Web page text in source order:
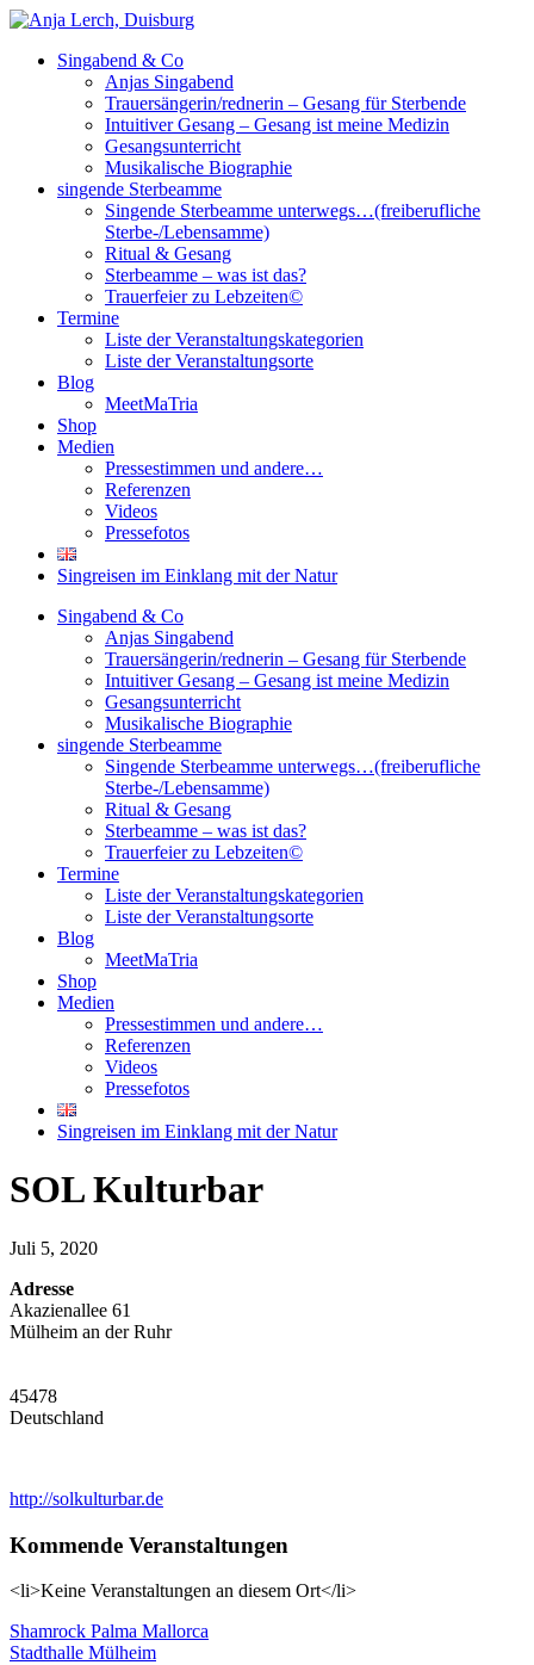
Anjas Welt
Singende Sterbeamme
Singabend & Co
Anjas Singabend
Trauersängerin/rednerin – Gesang für Sterbende
Intuitiver Gesang – Gesang ist meine Medizin
Gesangsunterricht
Musikalische Biographie
singende Sterbeamme
Singende Sterbeamme unterwegs…(freiberufliche
Sterbe-/Lebensamme)
Ritual & Gesang
Sterbeamme – was ist das?
Trauerfeier zu Lebzeiten©
Termine
Liste der Veranstaltungskategorien
Liste der Veranstaltungsorte
Blog
MeetMaTria
Shop
Medien
Pressestimmen und andere…
Referenzen
Videos
Pressefotos
Singreisen im Einklang mit der Natur
Singabend & Co
Anjas Singabend
Trauersängerin/rednerin – Gesang für Sterbende
Intuitiver Gesang – Gesang ist meine Medizin
Gesangsunterricht
Musikalische Biographie
singende Sterbeamme
Singende Sterbeamme unterwegs…(freiberufliche
Sterbe-/Lebensamme)
Ritual & Gesang
Sterbeamme – was ist das?
Trauerfeier zu Lebzeiten©
Termine
Liste der Veranstaltungskategorien
Liste der Veranstaltungsorte
Blog
MeetMaTria
Shop
Medien
Pressestimmen und andere…
Referenzen
Videos
Pressefotos
Singreisen im Einklang mit der Natur
SOL Kulturbar
Juli 5, 2020
Adresse
Akazienallee 61
Mülheim an der Ruhr
45478
Deutschland
http://solkulturbar.de
Kommende Veranstaltungen
<li>Keine Veranstaltungen an diesem Ort</li>
Shamrock Palma Mallorca
Stadthalle Mülheim